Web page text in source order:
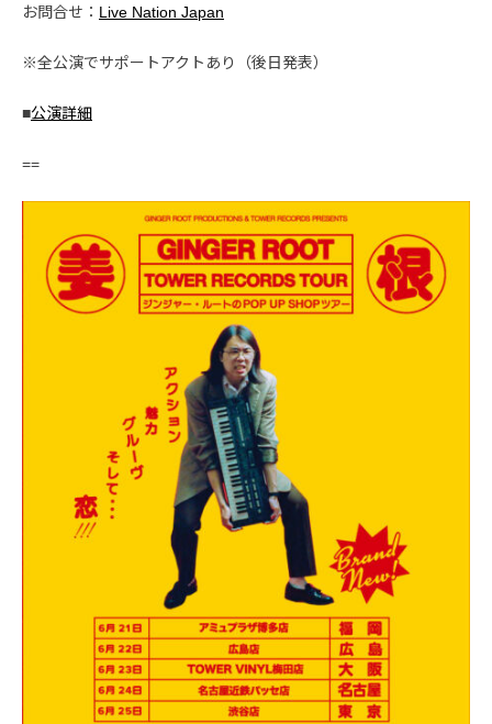
お問合せ： Live Nation Japan
※全公演でサポートアクトあり（後日発表）
■公演詳細
==